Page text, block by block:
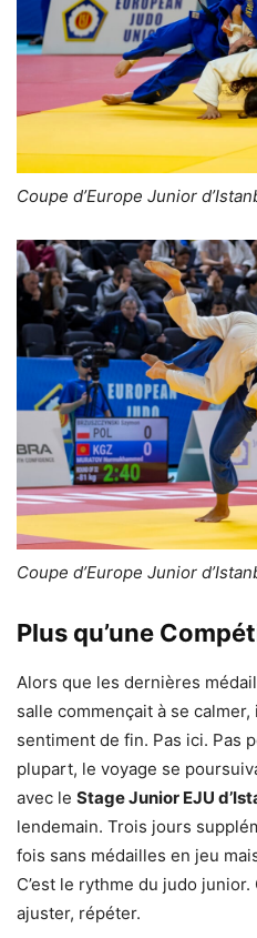
Coupe d’Europe Junior
Coupe d’Europe Junior
Plus qu’une
Alors que les dernières
salle commençait à se calmer,
sentiment de fin. Pas ici. Pas
plupart, le voyage se
avec le Stage Junior EJU
lendemain. Trois jours
fois sans médailles en jeu
C’est le rythme du judo
ajuster, répéter.